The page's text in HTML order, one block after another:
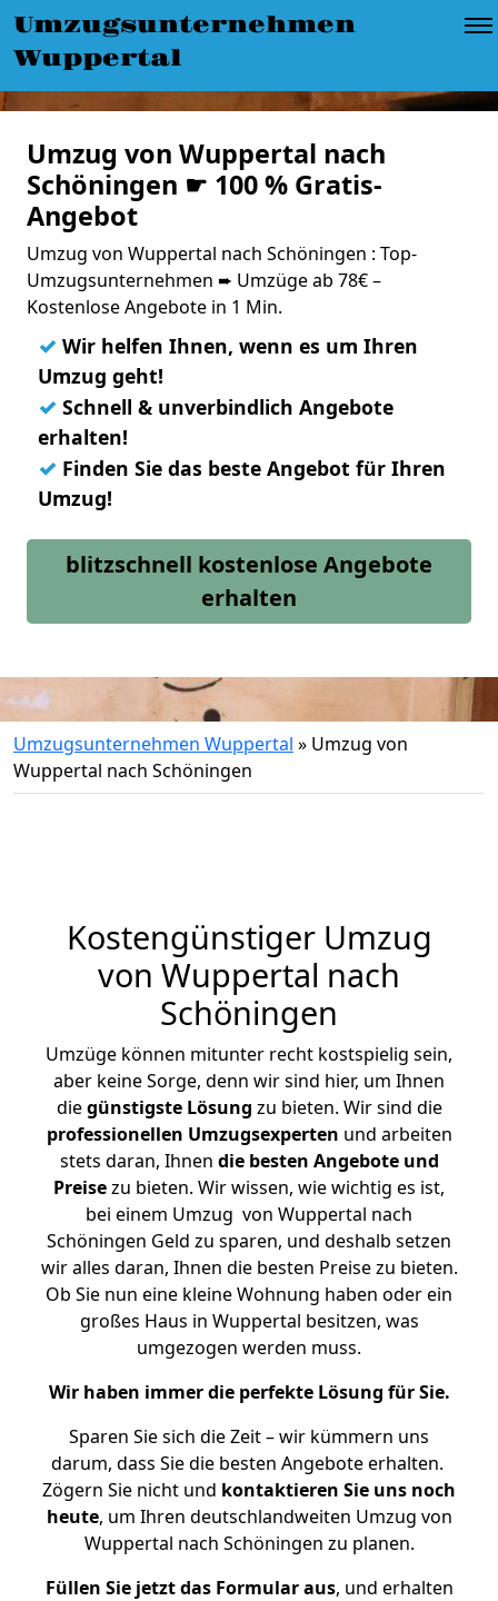
Umzugsunternehmen
Wuppertal
Umzug von Wuppertal nach
Schöningen ☛ 100 % Gratis-
Angebot
Umzug von Wuppertal nach Schöningen : Top-
Umzugsunternehmen ➨ Umzüge ab 78€ –
Kostenlose Angebote in 1 Min.
✓ Wir helfen Ihnen, wenn es um Ihren
Umzug geht!
✓ Schnell & unverbindlich Angebote
erhalten!
✓ Finden Sie das beste Angebot für Ihren
Umzug!
blitzschnell kostenlose Angebote
erhalten
Umzugsunternehmen Wuppertal » Umzug von
Wuppertal nach Schöningen
Kostengünstiger Umzug
von Wuppertal nach
Schöningen
Umzüge können mitunter recht kostspielig sein,
aber keine Sorge, denn wir sind hier, um Ihnen
diegünstigste Lösung zu bieten. Wir sind die
professionellen Umzugsexperten und arbeiten
stets daran, Ihnen die besten Angebote und
Preisezu bieten. Wir wissen, wie wichtig es ist,
bei einem Umzug von Wuppertal nach
Schöningen Geld zu sparen, und deshalb setzen
wir alles daran, Ihnen die besten Preise zu bieten.
Ob Sie nun eine kleine Wohnung haben oder ein
großes Haus in Wuppertal besitzen, was
umgezogen werden muss.
Wir haben immer die perfekte Lösung für Sie.
Sparen Sie sich die Zeit – wir kümmern uns
darum, dass Sie die besten Angebote erhalten.
Zögern Sie nicht und kontaktieren Sie uns noch
heute, um Ihren deutschlandweiten Umzug von
Wuppertal nach Schöningen zu planen.
Füllen Sie jetzt das Formular aus, und erhalten